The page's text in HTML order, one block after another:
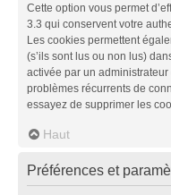
Cette option vous permet
3.3 qui conservent votre
Les cookies permettent
(s’ils sont lus ou non lus)
activée par un
problèmes récurrents de
essayez de supprimer les
Haut
Préférences et